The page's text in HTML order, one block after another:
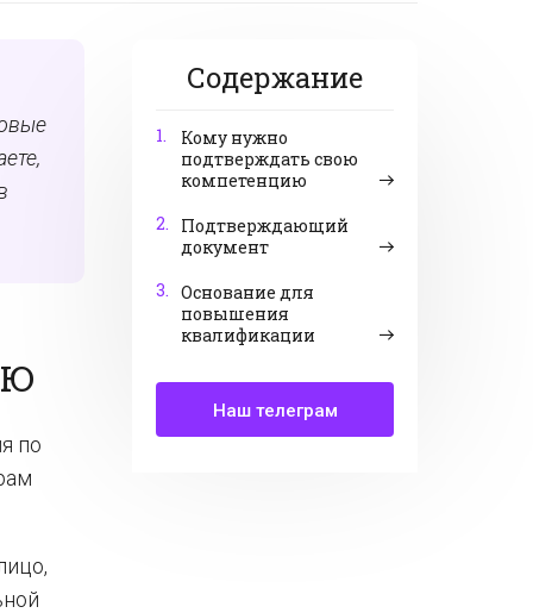
Содержание
1.
Кому нужно
подтверждать свою
компетенцию
2.
Подтверждающий
документ
3. Основание для
повышения
квалификации
Наш телеграм
по